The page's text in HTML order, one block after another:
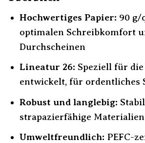
Hochwertiges Papier: 90 g/
optimalen Schreibkomfort
Durchscheinen
Lineatur 26: Speziell für die
entwickelt, für ordentliches
Robust und langlebig:
strapazierfähige Materialien
Umweltfreundlich: PEFC-